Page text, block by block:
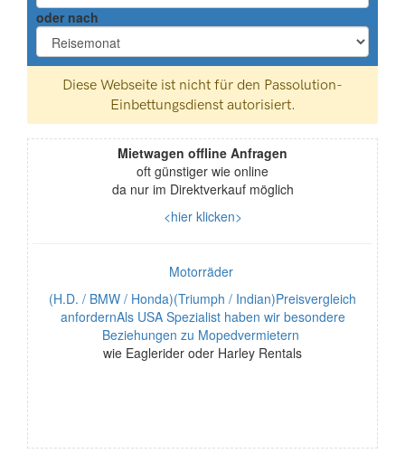
oder nach
Mietwagen offline Anfragen
oft günstiger wie online
da nur im Direktverkauf möglich
<hier klicken>
Motorräder
(H.D. / BMW / Honda)(Triumph / Indian)Preisvergleich
anfordernAls USA Spezialist haben wir besondere
Beziehungen zu Mopedvermietern
wie Eaglerider oder Harley Rentals